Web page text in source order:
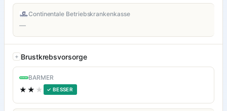
Continentale Betriebskrankenkasse
—
Brustkrebsvorsorge
BARMER
★★ ★ ✓ BESSER